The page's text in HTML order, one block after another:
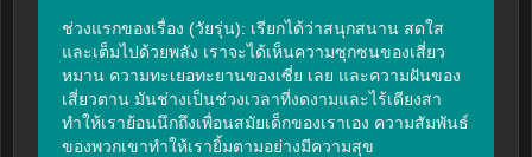
ช่วงแรกของเรื่อง (วัยรุ่น): เรียกได้ว่าสนุกสนาน สดใส
และเต็มไปด้วยพลัง เราจะได้เห็นความซุกซนของเสี่ยว
หมาน ความทะเยอทะยานของเซี่ย เลย และความฝันของ
เสี่ยวตาน มันช่างเป็นช่วงเวลาที่งดงามและไร้เดียงสา
ทำให้เราย้อนนึกถึงเพื่อนสมัยเด็กของเราเอง ความสัมพันธ์
ของพวกเขาทำให้เรายิ้มตามอย่างมีความสุข